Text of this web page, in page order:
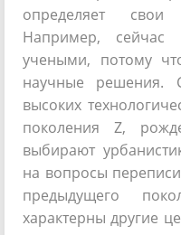
определяет свои
Например, сейчас
учеными, потому
научные решения.
высоких
поколения Z,
выбирают
на вопросы
предыдущего
характерны другие